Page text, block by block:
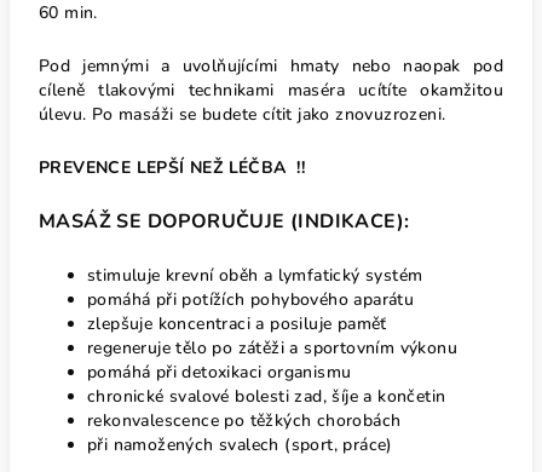
60 min.
Pod jemnými a uvolňujícími hmaty nebo naopak pod
cíleně tlakovými technikami maséra ucítíte okamžitou
úlevu. Po masáži se budete cítit jako znovuzrozeni.
PREVENCE LEPŠÍ NEŽ LÉČBA !!
MASÁŽ SE DOPORUČUJE (INDIKACE):
stimuluje krevní oběh a lymfatický systém
pomáhá při potížích pohybového aparátu
zlepšuje koncentraci a posiluje paměť
regeneruje tělo po zátěži a sportovním výkonu
pomáhá při detoxikaci organismu
chronické svalové bolesti zad, šíje a končetin
rekonvalescence po těžkých chorobách
při namožených svalech (sport, práce)